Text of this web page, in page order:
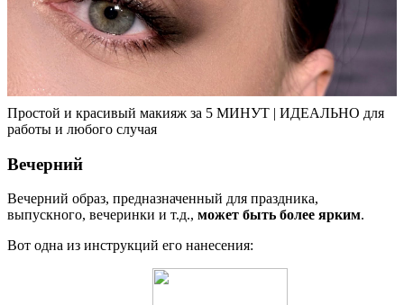
Простой и красивый макияж за 5 МИНУТ | ИДЕАЛЬНО для
работы и любого случая
Вечерний
Вечерний образ, предназначенный для праздника,
выпускного, вечеринки и т.д., может быть более ярким.
Вот одна из инструкций его нанесения: